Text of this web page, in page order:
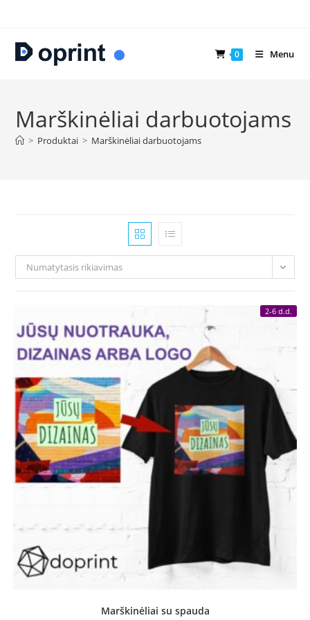
content
0 Menu
Marškinėliai darbuotojams
> Produktai > Marškinėliai darbuotojams
Numatytasis rikiavimas
2-6 d.d.
Marškinėliai su spauda